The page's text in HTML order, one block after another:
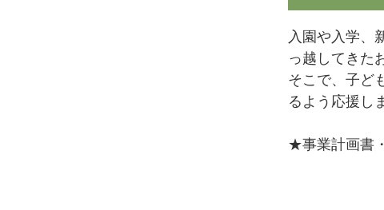
入園や入学、
っ越してきた
そこで、子ど
るよう応援し
★事業計画書